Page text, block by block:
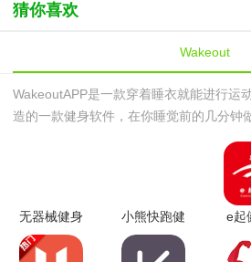
猜你喜欢
Wakeout
WakeoutAPP是一款穿着睡衣就能进行运
造的一款健身软件，在你睡觉前的几分钟
前的几分钟做做运动就能让你瘦身并且拥
无器械健身
v1.0 中文
版
小熊快跑健
身v2.1.1
安卓版
e起